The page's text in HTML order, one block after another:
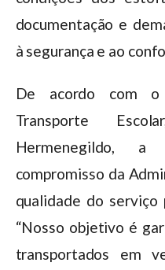
documentação e
à segurança e ao
De acordo com
Transporte
Hermenegildo,
compromisso da
qualidade do serviço
“Nosso objetivo é
transportados em